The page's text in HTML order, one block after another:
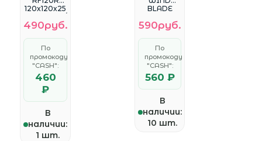
120x120x25
кор, LED
Red
подсветк
а, 1300об/
мин) Retail
490руб.
По
промокоду
"CASH":
460
₽
В
наличии:
1 шт.
BLADE
3pin+4pin
27dB
1300rpm
590руб.
По
промокоду
"CASH":
560 ₽
В
наличии:
10 шт.